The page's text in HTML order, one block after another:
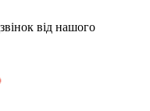
від нашого